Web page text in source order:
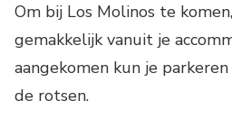
Om bij Los Molinos te
gemakkelijk vanuit je
aangekomen kun je
de rotsen.